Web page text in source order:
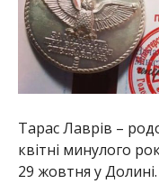
Тарас Лаврів –
квітні минулого
29 жовтня у Долині.